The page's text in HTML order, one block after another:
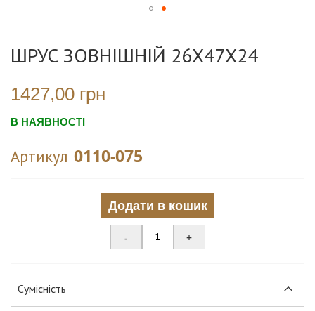
початку
зображень
ШРУС ЗОВНІШНІЙ 26X47X24
1427,00 грн
В НАЯВНОСТІ
Артикул 0110-075
Додати в кошик
- +
Сумісність